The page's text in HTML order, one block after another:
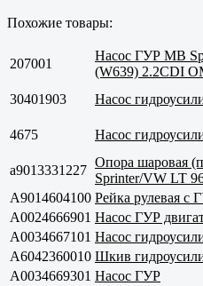
Похожие товары:
207001
Насос ГУР MB
(W639) 2.2CDI
30401903 Насос
4675
Насос
a9013331227
Опора шаровая
Sprinter/VW LT
A9014604100 Рейка рулевая с
A0024666901 Насос ГУР
A0034667101 Насос
A6042360010 Шкив
A0034669301 Насос ГУР